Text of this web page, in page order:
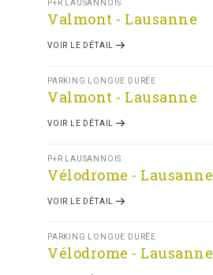
P+R LAUSANNOIS
Valmont - Lausanne
VOIR LE DÉTAIL
PARKING LONGUE DURÉE
Valmont - Lausanne
VOIR LE DÉTAIL
P+R LAUSANNOIS
Vélodrome - Lausanne
VOIR LE DÉTAIL
PARKING LONGUE DURÉE
Vélodrome - Lausanne